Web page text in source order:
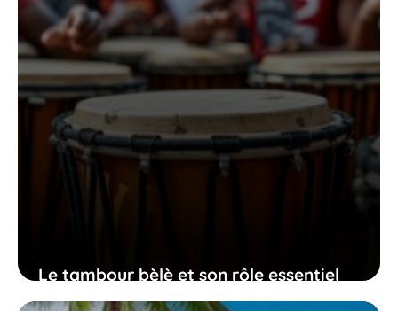
Le tambour bèlè et son rôle essentiel
dans la transmission des traditions et